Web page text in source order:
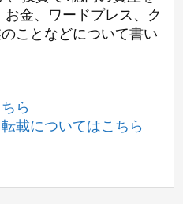
金、ワードプレス、ク
ことなどについて書い
ら
載についてはこちら